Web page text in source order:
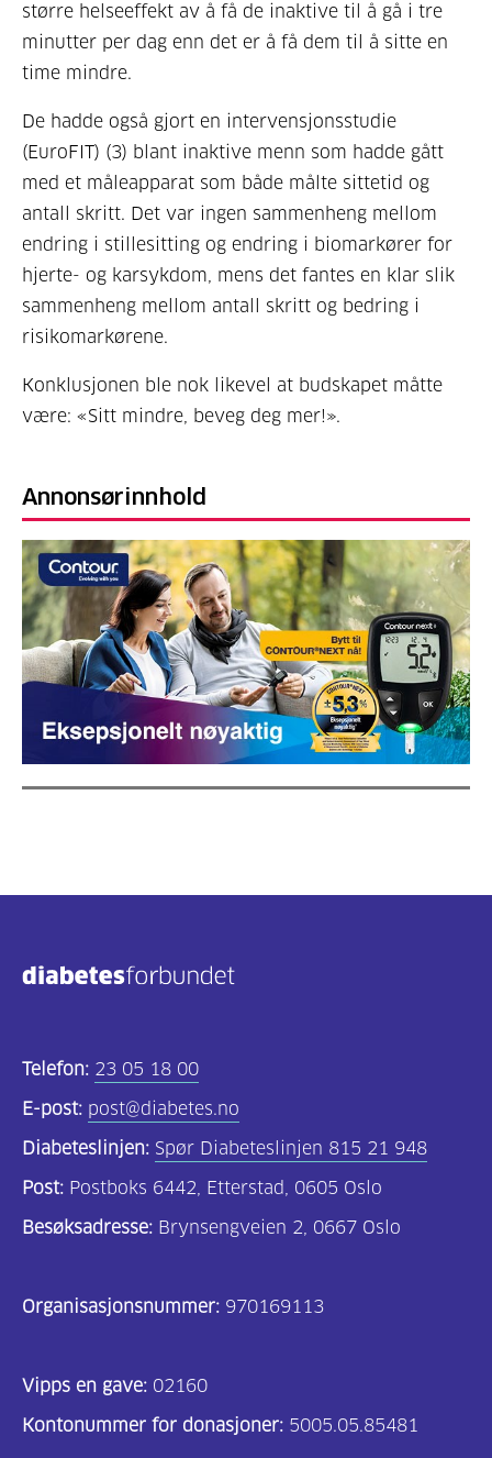
større helseeffekt av å få de inaktive til å gå i tre
minutter per dag enn det er å få dem til å sitte en
time mindre.
De hadde også gjort en intervensjonsstudie
(EuroFIT) (3) blant inaktive menn som hadde gått
med et måleapparat som både målte sittetid og
antall skritt. Det var ingen sammenheng mellom
endring i stillesitting og endring i biomarkører for
hjerte- og karsykdom, mens det fantes en klar slik
sammenheng mellom antall skritt og bedring i
risikomarkørene.
Konklusjonen ble nok likevel at budskapet måtte
være: «Sitt mindre, beveg deg mer!».
Annonsørinnhold
Telefon: 23 05 18 00
E-post: post@diabetes.no
Diabeteslinjen: Spør Diabeteslinjen 815 21 948
Post: Postboks 6442, Etterstad, 0605 Oslo
Besøksadresse: Brynsengveien 2, 0667 Oslo
Organisasjonsnummer: 970169113
Vipps en gave: 02160
Kontonummer for donasjoner: 5005.05.85481